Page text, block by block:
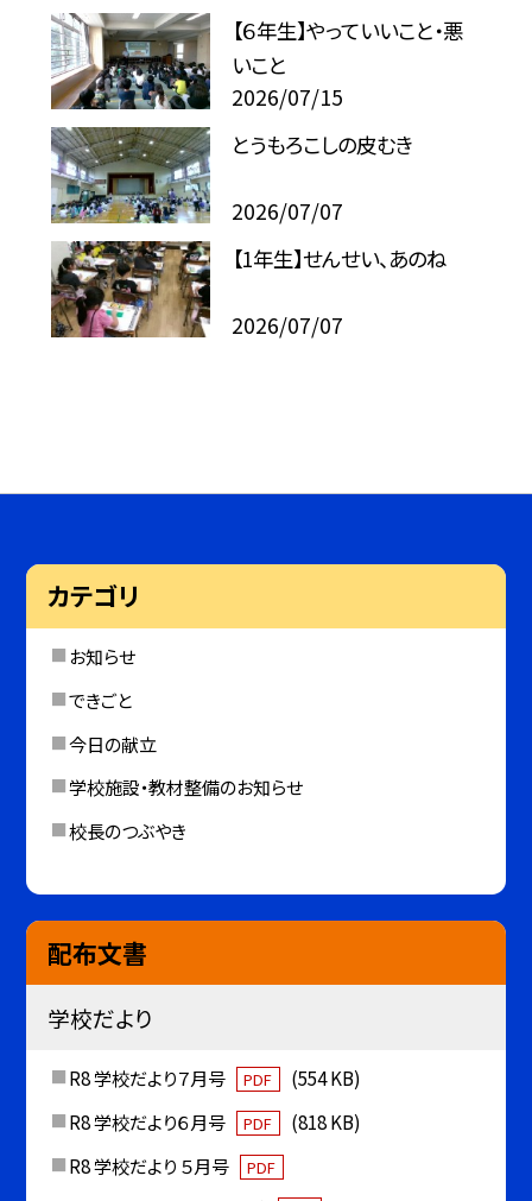
【６年生】やっていいこと・悪
いこと
2026/07/15
とうもろこしの皮むき
2026/07/07
【1年生】せんせい、あのね
2026/07/07
カテゴリ
お知らせ
できごと
今日の献立
学校施設・教材整備のお知らせ
校長のつぶやき
配布文書
学校だより
R8 学校だより７月号 PDF
(554 KB)
R8 学校だより６月号
PDF
(818 KB)
R8 学校だより ５月号
PDF